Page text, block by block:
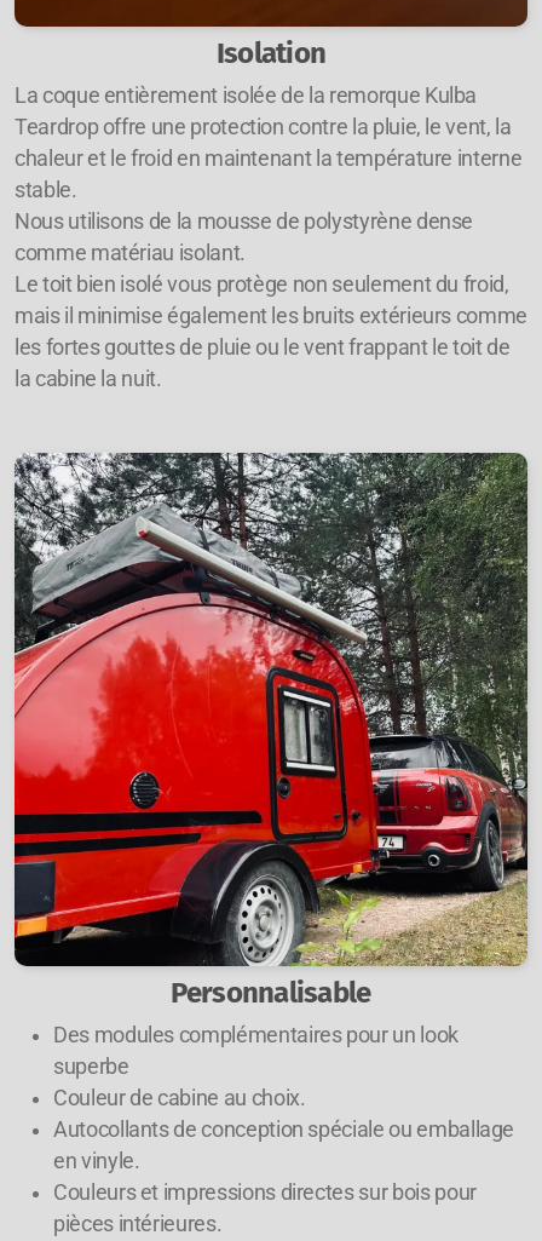
Isolation
La coque entièrement isolée de la remorque Kulba
Teardrop offre une protection contre la pluie, le vent, la
chaleur et le froid en maintenant la température interne
stable.
Nous utilisons de la mousse de polystyrène dense
comme matériau isolant.
Le toit bien isolé vous protège non seulement du froid,
mais il minimise également les bruits extérieurs comme
les fortes gouttes de pluie ou le vent frappant le toit de
la cabine la nuit.
Personnalisable
Des modules complémentaires pour un look
superbe
Couleur de cabine au choix.
Autocollants de conception spéciale ou emballage
en vinyle.
Couleurs et impressions directes sur bois pour
pièces intérieures.